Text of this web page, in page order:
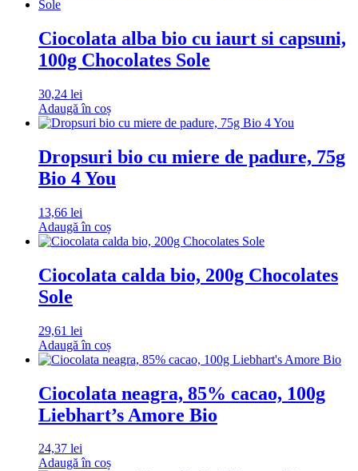
Ciocolata alba bio cu iaurt si capsuni,
100g Chocolates Sole
30,24 lei
Adaugă în coș
Dropsuri bio cu miere de padure, 75g
Bio 4 You
13,66 lei
Adaugă în coș
Ciocolata calda bio, 200g Chocolates
Sole
29,61 lei
Adaugă în coș
Ciocolata neagra, 85% cacao, 100g
Liebhart’s Amore Bio
24,37 lei
Adaugă în coș